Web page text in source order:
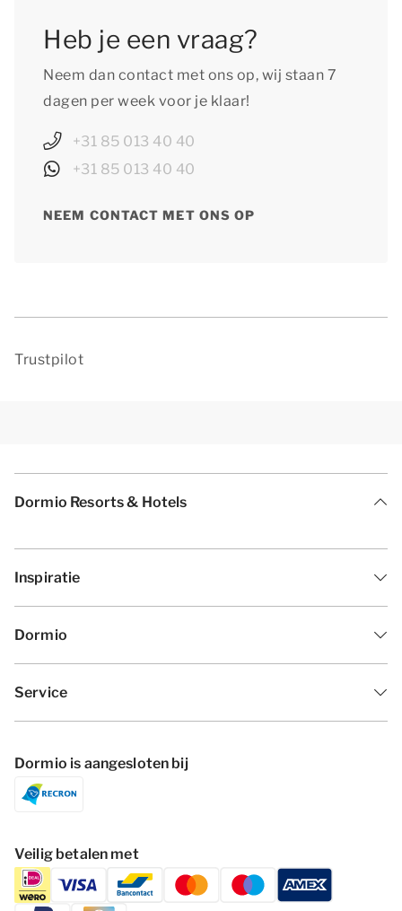
Heb je een vraag?
Neem dan contact met ons op, wij staan 7
dagen per week voor je klaar!
+31 85 013 40 40
+31 85 013 40 40
NEEM CONTACT MET ONS OP
Trustpilot
Dormio Resorts & Hotels
Inspiratie
Dormio
Service
Dormio is aangesloten bij
Veilig betalen met